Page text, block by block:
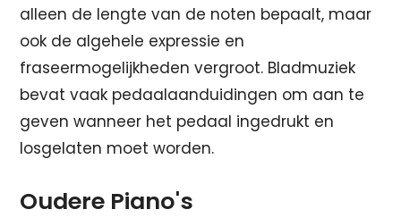
alleen de lengte van de noten bepaalt, maar
ook de algehele expressie en
fraseermogelijkheden vergroot. Bladmuziek
bevat vaak pedaalaanduidingen om aan te
geven wanneer het pedaal ingedrukt en
losgelaten moet worden.
Oudere Piano's